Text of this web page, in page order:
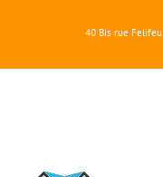
40 Bis rue Felifeu